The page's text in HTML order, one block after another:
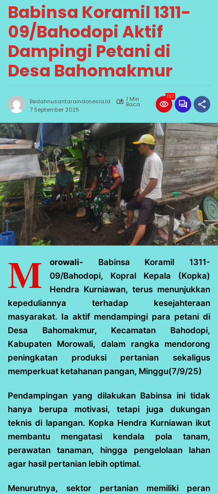
Babinsa Koramil 1311-
09/Bahodopi Aktif
Dampingi Petani di
Desa Bahomakmur
Bedahnusantaraindonesia.id 1 Min
Baca
7 September 2025
157
M orowali- Babinsa Koramil 1311-
09/Bahodopi, Kopral Kepala (Kopka)
Hendra Kurniawan, terus menunjukkan
kepeduliannya terhadap kesejahteraan
masyarakat. Ia aktif mendampingi para petani di
Desa Bahomakmur, Kecamatan Bahodopi,
Kabupaten Morowali, dalam rangka mendorong
peningkatan produksi pertanian sekaligus
memperkuat ketahanan pangan, Minggu(7/9/25)
Pendampingan yang dilakukan Babinsa ini tidak
hanya berupa motivasi, tetapi juga dukungan
teknis di lapangan. Kopka Hendra Kurniawan ikut
membantu mengatasi kendala pola tanam,
perawatan tanaman, hingga pengelolaan lahan
agar hasil pertanian lebih optimal.
Menurutnya, sektor pertanian memiliki peran